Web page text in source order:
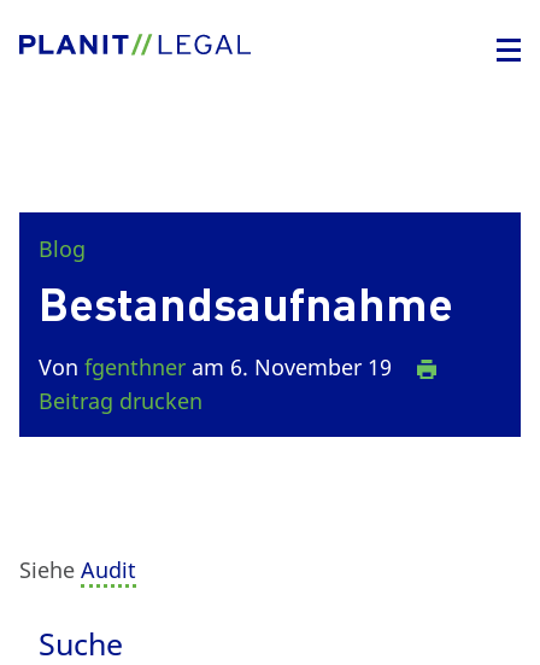
Blog
Bestandsaufnahme
Von fgenthner am 6. November 19
Beitrag drucken
Siehe Audit
Suche